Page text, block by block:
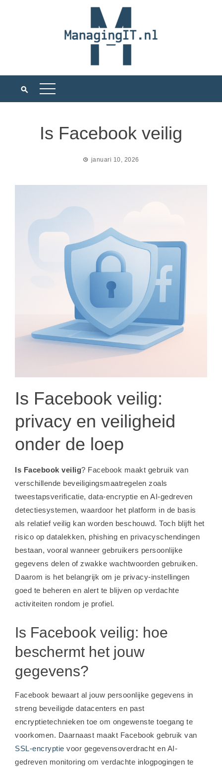
Is Facebook veilig
januari 10, 2026
Is Facebook veilig:
privacy en veiligheid
onder de loep
Is Facebook veilig? Facebook maakt gebruik van
verschillende beveiligingsmaatregelen zoals
tweestapsverificatie, data-encryptie en AI-gedreven
detectiesystemen, waardoor het platform in de basis
als relatief veilig kan worden beschouwd. Toch blijft het
risico op datalekken, phishing en privacyschendingen
bestaan, vooral wanneer gebruikers persoonlijke
gegevens delen of zwakke wachtwoorden gebruiken.
Daarom is het belangrijk om je privacy-instellingen
goed te beheren en alert te blijven op verdachte
activiteiten rondom je profiel.
Is Facebook veilig: hoe
beschermt het jouw
gegevens?
Facebook bewaart al jouw persoonlijke gegevens in
streng beveiligde datacenters en past
encryptietechnieken toe om ongewenste toegang te
voorkomen. Daarnaast maakt Facebook gebruik van
SSL-encryptie voor gegevensoverdracht en AI-
gedreven monitoring om verdachte inlogpogingen te